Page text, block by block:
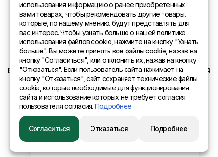
Общая информация
Представительства в мире
Адрес
EURO SITEX Latvia Daugavpils A.Pumpura iela 104b LV 5404
© 2015 Eurositex Latvija
Разработано в студии Esteriol
использования информацию о ранее приобретенных
вами товарах, чтобы рекомендовать другие товары,
которые, по нашему мнению. будут представлять для
вас интерес. Чтобы узнать больше о нашей политике
использования файлов cookie, нажмите на кнопку "Узнать
больше". Вы можете принять все файлы cookie, нажав на
кнопку "Согласиться", или отклонить их, нажав на кнопку
"Отказаться". Если пользователь сайта нажимает на
кнопку "Отказаться", сайт сохраняет технические файлы
cookie, которые необходимые для функционирования
сайта и использование которых не требует согласия
пользователя согласия. Подробнее
Согласиться Отказаться Подробнее